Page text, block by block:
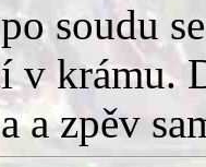
soudu
v krámu.
a zpěv